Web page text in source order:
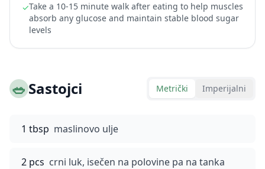
✓Take a 10-15 minute walk after eating to help muscles
absorb any glucose and maintain stable blood sugar
levels
🥗Sastojci Metrički Imperijalni
1 tbsp maslinovo ulje
2 pcs crni luk, isečen na polovine pa na tanka